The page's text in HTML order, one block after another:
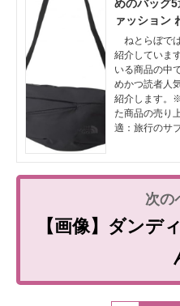
めのバッグ
ァッション
ねとらぼで
紹介していま
いる商品の中
めかつ読者人
紹介します。
た商品の売り
適：旅行のサ
【画像】ダンデ